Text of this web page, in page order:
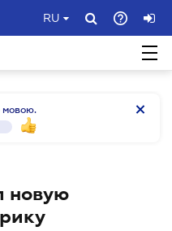
RU
мовою.
новую